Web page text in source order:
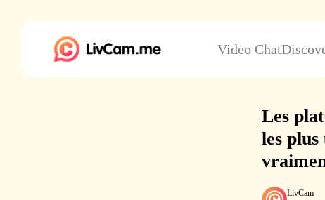
Video Chat
Les
les plus
LivCam